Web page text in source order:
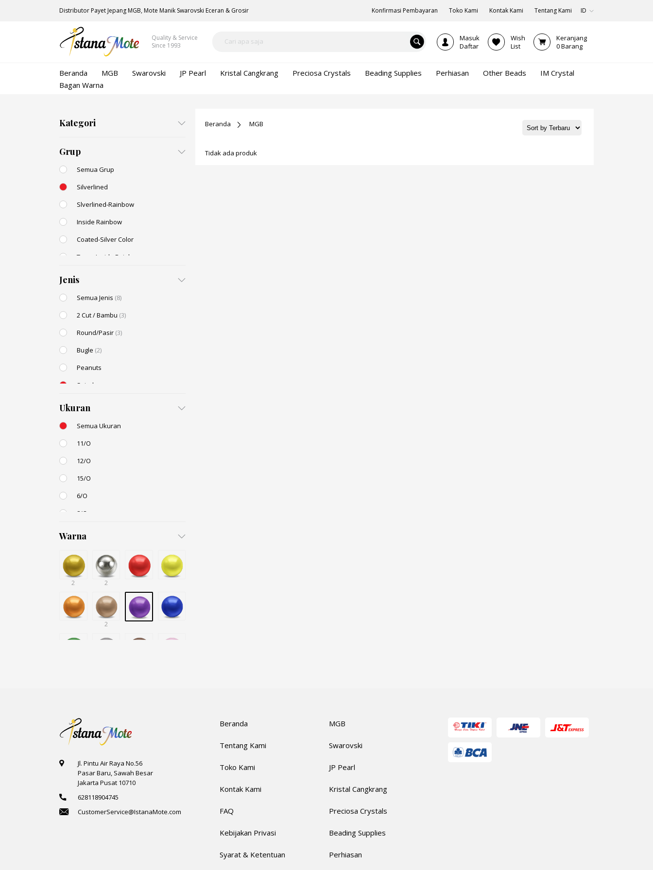
Distributor Payet Jepang MGB, Mote Manik Swarovski Eceran & Grosir Konfirmasi Pembayaran Toko Kami Kontak Kami Tentang Kami ID
Quality & Service
Since 1993
Masuk
Daftar
Wish
List
Keranjang
0Barang
Beranda MGB Swarovski JP Pearl Kristal Cangkrang Preciosa Crystals Beading Supplies Perhiasan Other Beads
IM Crystal
Bagan Warna
Kategori
Grup
Semua Grup
Silverlined
Slverlined-Rainbow
Inside Rainbow
Coated-Silver Color
Trans-Inside Rainbow
Jenis
Semua Jenis (8)
2 Cut / Bambu (3)
Round/Pasir (3)
Bugle (2)
Peanuts
Spiral
Ukuran
Semua Ukuran
11/O
12/O
15/O
6/O
8/O
6mm
Small / S-P
Warna
2 2
2
Beranda MGB
Tidak ada produk
Jl. Pintu Air Raya No.56
Pasar Baru, Sawah Besar
Jakarta Pusat 10710
628118904745
CustomerService@IstanaMote.com
Beranda
Tentang Kami
Toko Kami
Kontak Kami
FAQ
Kebijakan Privasi
Syarat & Ketentuan
MGB
Swarovski
JP Pearl
Kristal Cangkrang
Preciosa Crystals
Beading Supplies
Perhiasan